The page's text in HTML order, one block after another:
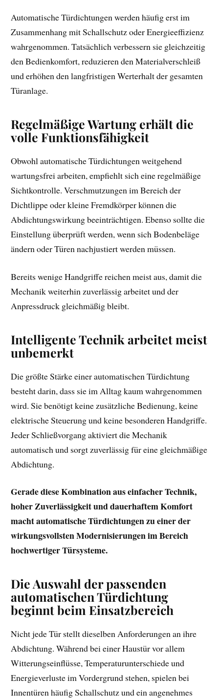
Automatische Türdichtungen werden häufig erst im
Zusammenhang mit Schallschutz oder Energieeffizienz
wahrgenommen. Tatsächlich verbessern sie gleichzeitig
den Bedienkomfort, reduzieren den Materialverschleiß
und erhöhen den langfristigen Werterhalt der gesamten
Türanlage.
Regelmäßige Wartung erhält die
volle Funktionsfähigkeit
Obwohl automatische Türdichtungen weitgehend
wartungsfrei arbeiten, empfiehlt sich eine regelmäßige
Sichtkontrolle. Verschmutzungen im Bereich der
Dichtlippe oder kleine Fremdkörper können die
Abdichtungswirkung beeinträchtigen. Ebenso sollte die
Einstellung überprüft werden, wenn sich Bodenbeläge
ändern oder Türen nachjustiert werden müssen.
Bereits wenige Handgriffe reichen meist aus, damit die
Mechanik weiterhin zuverlässig arbeitet und der
Anpressdruck gleichmäßig bleibt.
Intelligente Technik arbeitet meist
unbemerkt
Die größte Stärke einer automatischen Türdichtung
besteht darin, dass sie im Alltag kaum wahrgenommen
wird. Sie benötigt keine zusätzliche Bedienung, keine
elektrische Steuerung und keine besonderen Handgriffe.
Jeder Schließvorgang aktiviert die Mechanik
automatisch und sorgt zuverlässig für eine gleichmäßige
Abdichtung.
Gerade diese Kombination aus einfacher Technik,
hoher Zuverlässigkeit und dauerhaftem Komfort
macht automatische Türdichtungen zu einer der
wirkungsvollsten Modernisierungen im Bereich
hochwertiger Türsysteme.
Die Auswahl der passenden
automatischen Türdichtung
beginnt beim Einsatzbereich
Nicht jede Tür stellt dieselben Anforderungen an ihre
Abdichtung. Während bei einer Haustür vor allem
Witterungseinflüsse, Temperaturunterschiede und
Energieverluste im Vordergrund stehen, spielen bei
Innentüren häufig Schallschutz und ein angenehmes